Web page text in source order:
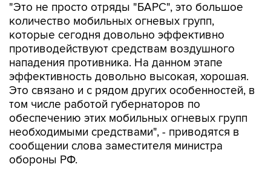
"Это не просто отряды "БАРС", это большое
количество мобильных огневых групп,
которые сегодня довольно эффективно
противодействуют средствам воздушного
нападения противника. На данном этапе
эффективность довольно высокая, хорошая.
Это связано и с рядом других особенностей, в
том числе работой губернаторов по
обеспечению этих мобильных огневых групп
необходимыми средствами", - приводятся в
сообщении слова заместителя министра
обороны РФ.